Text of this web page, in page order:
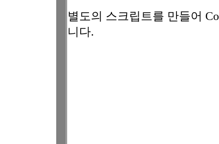
별도의 스크립트를 만들어
니다.